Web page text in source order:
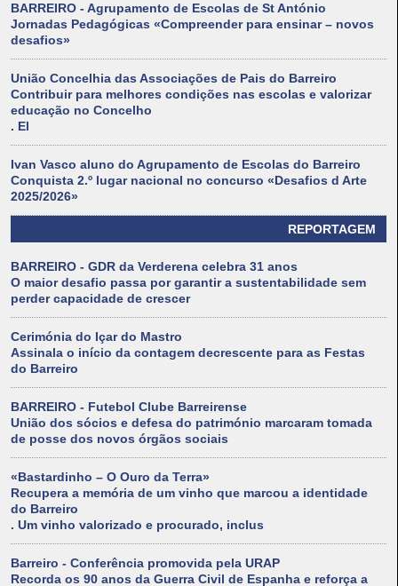
BARREIRO - Agrupamento de Escolas de St António
Jornadas Pedagógicas «Compreender para ensinar – novos
desafios»
União Concelhia das Associações de Pais do Barreiro
Contribuir para melhores condições nas escolas e valorizar
educação no Concelho
. El
Ivan Vasco aluno do Agrupamento de Escolas do Barreiro
Conquista 2.º lugar nacional no concurso «Desafios d Arte
2025/2026»
REPORTAGEM
BARREIRO - GDR da Verderena celebra 31 anos
O maior desafio passa por garantir a sustentabilidade sem
perder capacidade de crescer
Cerimónia do Içar do Mastro
Assinala o início da contagem decrescente para as Festas
do Barreiro
BARREIRO - Futebol Clube Barreirense
União dos sócios e defesa do património marcaram tomada
de posse dos novos órgãos sociais
«Bastardinho – O Ouro da Terra»
Recupera a memória de um vinho que marcou a identidade
do Barreiro
. Um vinho valorizado e procurado, inclus
Barreiro - Conferência promovida pela URAP
Recorda os 90 anos da Guerra Civil de Espanha e reforça a